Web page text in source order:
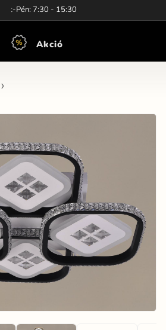
Hét-Pén: 7:30 - 15:30
Akció